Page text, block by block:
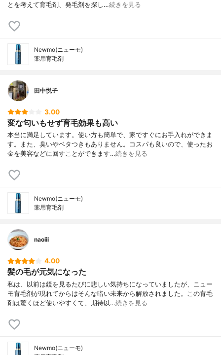
とを考えて育毛剤、発毛剤を探し…続きを見る
Newmo(ニューモ)
薬用育毛剤
田中悦子
3.00
変な匂いもせず育毛効果も高い
本当に満足しています。使い方も簡単で、家ですぐにお手入れができま
す。また、臭いやベタつきもありません。コスパも良いので、使ったお
金を美容などに回すことができます…続きを見る
Newmo(ニューモ)
薬用育毛剤
naoiii
4.00
髪の毛が元気になった
私は、以前は鏡を見るたびに悲しい気持ちになっていましたが、ニュー
モ育毛剤が現れてからはそんな暗い未来から解放されました。この育毛
剤は驚くほど使いやすくて、期待以…続きを見る
Newmo(ニューモ)